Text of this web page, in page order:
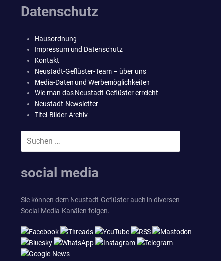
Datenschutz
Hausordnung
Impressum und Datenschutz
Kontakt
Neustadt-Geflüster-Team – über uns
Media-Daten und Werbemöglichkeiten
Wie man das Neustadt-Geflüster erreicht
Neustadt-Newsletter
Titel-Bilder-Archiv
social media
Sie können dem Neustadt-Geflüster auch in diversen
Social-Media-Kanälen folgen.